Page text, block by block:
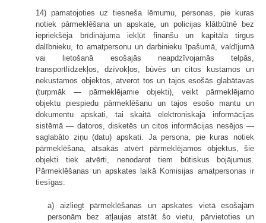
14) pamatojoties uz tiesneša lēmumu, personas, pie kuras
notiek pārmeklēšana un apskate, un policijas klātbūtnē bez
iepriekšēja brīdinājuma iekļūt finanšu un kapitāla tirgus
dalībnieku, to amatpersonu un darbinieku īpašumā, valdījumā
vai lietošanā esošajās neapdzīvojamās telpās,
transportlīdzekļos, dzīvokļos, būvēs un citos kustamos un
nekustamos objektos, atverot tos un tajos esošās glabātavas
(turpmāk — pārmeklējamie objekti), veikt pārmeklējamo
objektu piespiedu pārmeklēšanu un tajos esošo mantu un
dokumentu apskati, tai skaitā elektroniskajā informācijas
sistēmā — datoros, disketēs un citos informācijas nesējos —
saglabāto ziņu (datu) apskati. Ja persona, pie kuras notiek
pārmeklēšana, atsakās atvērt pārmeklējamos objektus, šie
objekti tiek atvērti, nenodarot tiem būtiskus bojājumus.
Pārmeklēšanas un apskates laikā Komisijas amatpersonas ir
tiesīgas:
a) aizliegt pārmeklēšanas un apskates vietā esošajām
personām bez atļaujas atstāt šo vietu, pārvietoties un